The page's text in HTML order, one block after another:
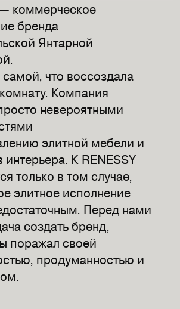
коммерческое
бренда
Янтарной
что воссоздала
Компания
невероятными
элитной мебели и
К RENESSY
только в том случае,
элитное исполнение
Перед нами
создать бренд,
поражал своей
продуманностью и